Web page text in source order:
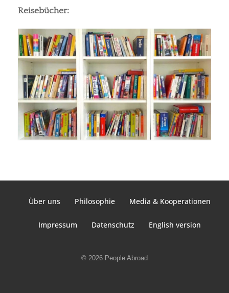
Reisebücher:
Über uns Philosophie Media & Kooperationen
Impressum Datenschutz English version
© 2026 People Abroad